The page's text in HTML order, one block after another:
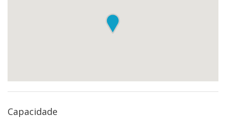
Capacidade